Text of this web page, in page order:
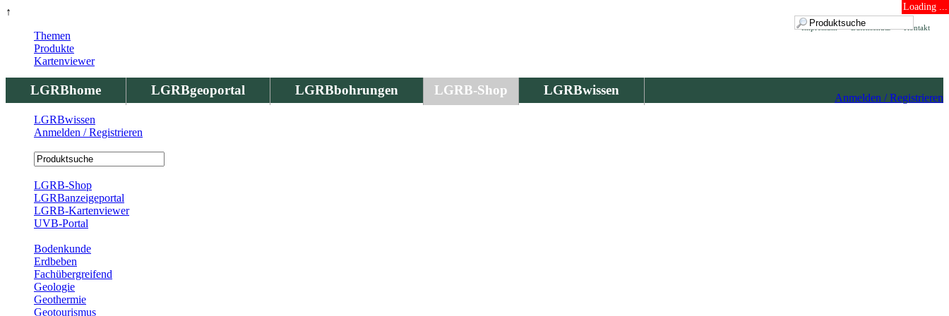
↑ Loading ...
Kontakt
Datenschutz
Impressum
LGRBhome LGRBgeoportal LGRBbohrungen LGRB-Shop LGRBwissen
Anmelden / Registrieren
Themen
Produkte
Kartenviewer
LGRBwissen
Anmelden / Registrieren
LGRB-Shop
LGRBanzeigeportal
LGRB-Kartenviewer
UVB-Portal
Bodenkunde
Erdbeben
Fachübergreifend
Geologie
Geothermie
Geotourismus